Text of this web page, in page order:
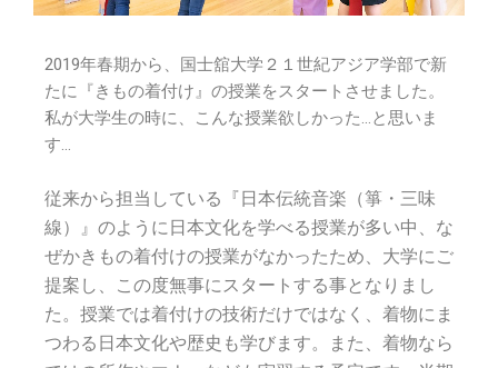
2019年春期から、国士舘大学２１世紀アジア学部で新
たに『きもの着付け』の授業をスタートさせました。
私が大学生の時に、こんな授業欲しかった…と思いま
す…
従来から担当している『日本伝統音楽（箏・三味
線）』のように日本文化を学べる授業が多い中、な
ぜかきもの着付けの授業がなかったため、大学にご
提案し、この度無事にスタートする事となりまし
た。 授業では着付けの技術だけではなく、着物にま
つわる日本文化や歴史も学びます。また、着物なら